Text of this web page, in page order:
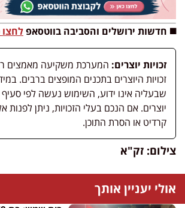
◼️ חדשות ירושלים והסביבה בווטסאפלחצו
זכויות יוצרים: המערכת משקיעה מאמצים
זכויות היוצרים בתכנים המופצים ברבים.
יוצרים. אם הנכם בעלי הזכויות, ניתן לפנות
קרדיט או הסרת התוכן.
צילום: זק"א
אולי יעניין אותך